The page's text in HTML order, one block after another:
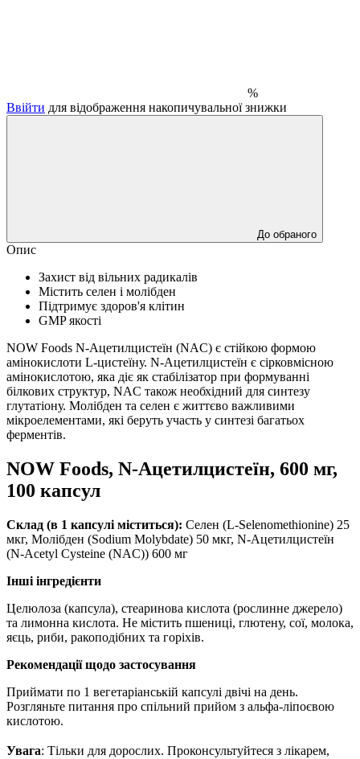
%
Ввійти для відображення накопичувальної знижки
До обраного
Опис
Захист від вільних радикалів
Містить селен і молібден
Підтримує здоров'я клітин
GMP якості
NOW Foods N-Ацетилцистеїн (NAC) є стійкою формою
амінокислоти L-цистеїну. N-Ацетилцистеїн є сірковмісною
амінокислотою, яка діє як стабілізатор при формуванні
білкових структур, NAC також необхідний для синтезу
глутатіону. Молібден та селен є життєво важливими
мікроелементами, які беруть участь у синтезі багатьох
ферментів.
NOW Foods, N-Ацетилцистеїн, 600 мг,
100 капсул
Склад (в 1 капсулі міститься): Селен (L-Selenomethionine) 25
мкг, Молібден (Sodium Molybdate) 50 мкг, N-Ацетилцистеїн
(N-Acetyl Cysteine ​​(NAC)) 600 мг
Інші інгредієнти
Целюлоза (капсула), стеаринова кислота (рослинне джерело)
та лимонна кислота. Не містить пшениці, глютену, сої, молока,
яєць, риби, ракоподібних та горіхів.
Рекомендації щодо застосування
Приймати по 1 вегетаріанській капсулі двічі на день.
Розгляньте питання про спільний прийом з альфа-ліпоєвою
кислотою.
Увага: Тільки для дорослих. Проконсультуйтеся з лікарем,